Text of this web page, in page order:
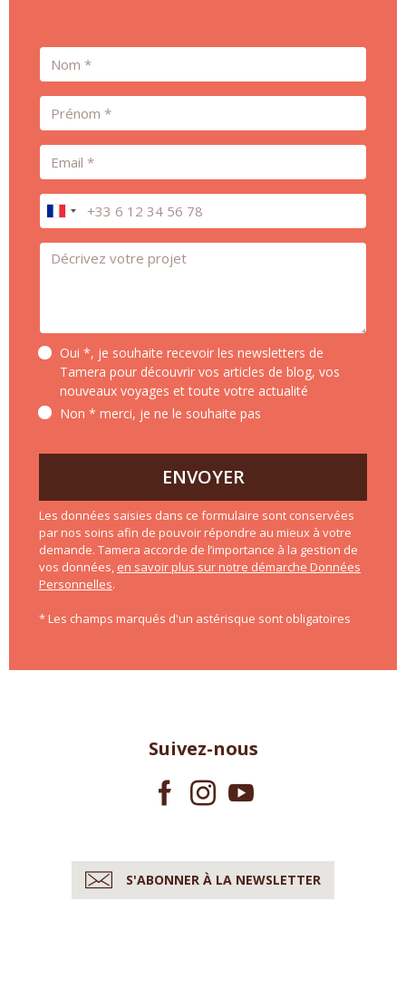
Nom
Prénom
Email
Téléphone
Message *
Oui *, je souhaite recevoir les newsletters de
Tamera pour découvrir vos articles de blog, vos
nouveaux voyages et toute votre actualité
Non * merci, je ne le souhaite pas
ENVOYER
Les données saisies dans ce formulaire sont conservées
par nos soins afin de pouvoir répondre au mieux à votre
demande. Tamera accorde de l’importance à la gestion de
vos données, en savoir plus sur notre démarche Données
Personnelles.
* Les champs marqués d'un astérisque sont obligatoires
Suivez-nous
S'ABONNER À LA NEWSLETTER